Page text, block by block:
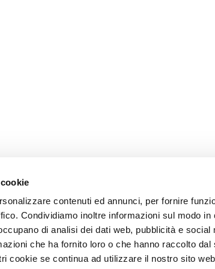
contenuti ed annunci, per fornire
Condividiamo inoltre informazioni sul modo
di analisi dei dati web, pubblicità e social
che ha fornito loro o che hanno raccolto dal
cookie se continua ad utilizzare il nostro sito